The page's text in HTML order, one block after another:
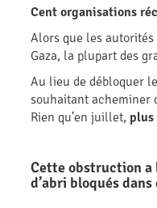
Cent organisations
Alors que les
Gaza, la plupart des
Au lieu de débloquer
souhaitant acheminer
Rien qu’en juillet, plus
Cette obstruction a
d’abri bloqués